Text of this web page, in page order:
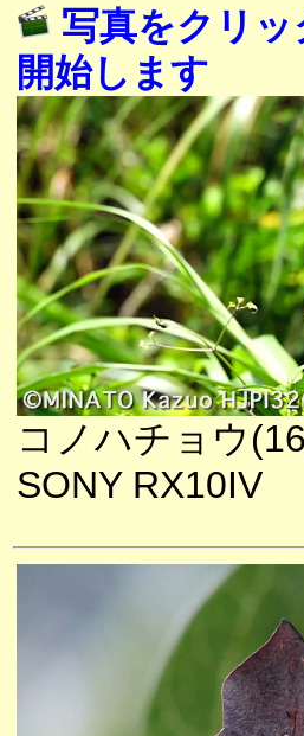
写真をクリ
開始します
コノハチョウ
SONY RX10IV